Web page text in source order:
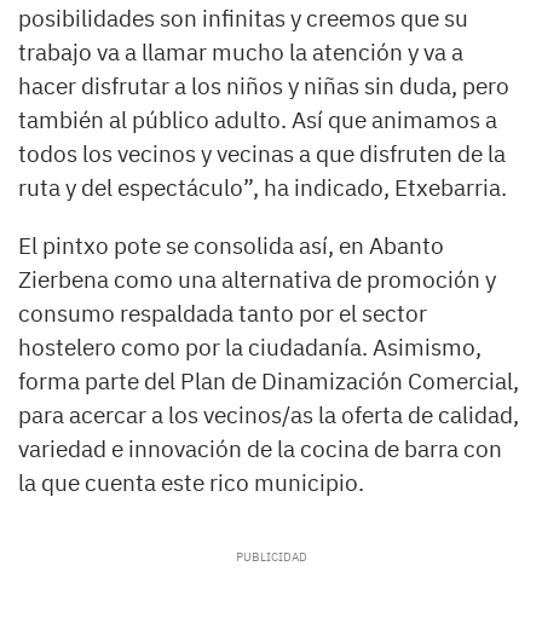
posibilidades son infinitas y creemos que su
trabajo va a llamar mucho la atención y va a
hacer disfrutar a los niños y niñas sin duda, pero
también al público adulto. Así que animamos a
todos los vecinos y vecinas a que disfruten de la
ruta y del espectáculo”, ha indicado, Etxebarria.
El pintxo pote se consolida así, en Abanto
Zierbena como una alternativa de promoción y
consumo respaldada tanto por el sector
hostelero como por la ciudadanía. Asimismo,
forma parte del Plan de Dinamización Comercial,
para acercar a los vecinos/as la oferta de calidad,
variedad e innovación de la cocina de barra con
la que cuenta este rico municipio.